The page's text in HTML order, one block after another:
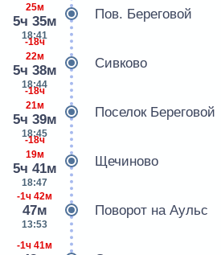
25м
5ч 35м
18:41
Пов. Береговой
-18ч
22м
5ч 38м
18:44
Сивково
-18ч
21м
5ч 39м
18:45
Поселок Береговой
-18ч
19м
5ч 41м
18:47
Щечиново
-1ч 42м
47м
13:53
Поворот на Аульс
-1ч 41м